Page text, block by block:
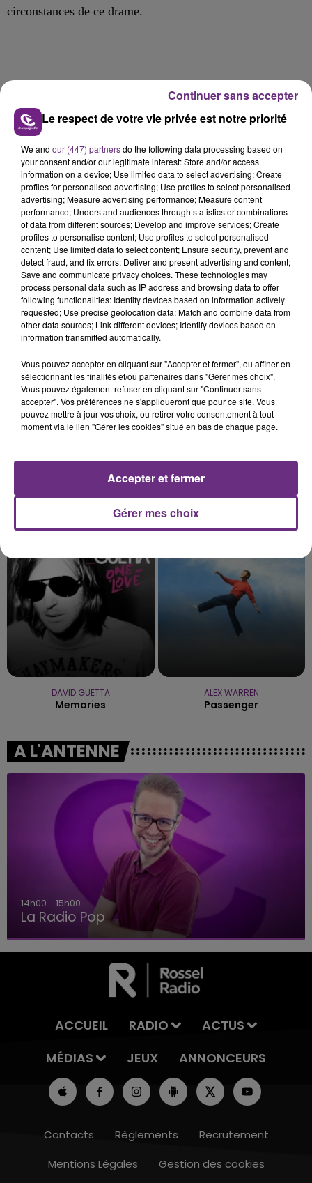
circonstances de ce drame.
FIL D'ACTU
11h37
LA CENTRALE NUCLÉAIRE DE CHOOZ
TOUJOURS À L'ARRÊT
Cela fait déjà une semaine que la centrale
nucléaire ardennaise est à l'arrêt. Une situation
justifiée par la sécheresse intense qui est toujours
présente.
10h16
LE MAGASIN JOUÉCLUB DE REIMS FERME
C'était l'une des institutions du centre-ville
rémois. Le magasin JouéClub est contraint de
fermer ses portes.
TITRES DIFFUSÉS
DAVID GUETTA
Memories
ALEX WARREN
Passenger
A L'ANTENNE
14h00 - 15h00
La Radio Pop
ACCUEIL RADIO
ACTUS
MÉDIAS
JEUX ANNONCEURS
Contacts Règlements
Recrutement
Mentions Légales
Gestion des cookies
Le respect de votre vie privée est notre priorité
We and our (447) partnersdo the following data processing based on
your consent and/or our legitimate interest: Store and/or access
information on a device; Use limited data to select advertising; Create
profiles for personalised advertising; Use profiles to select personalised
advertising; Measure advertising performance; Measure content
performance; Understand audiences through statistics or combinations
of data from different sources; Develop and improve services; Create
profiles to personalise content; Use profiles to select personalised
content; Use limited data to select content; Ensure security, prevent and
detect fraud, and fix errors; Deliver and present advertising and content;
Save and communicate privacy choices. These technologies may
process personal data such as IP address and browsing data to offer
following functionalities: Identify devices based on information actively
requested; Use precise geolocation data; Match and combine data from
other data sources; Link different devices; Identify devices based on
information transmitted automatically.
Vous pouvez accepter en cliquant sur "Accepter et fermer", ou affiner en
sélectionnant les finalités et/ou partenaires dans "Gérer mes choix".
Vous pouvez également refuser en cliquant sur "Continuer sans
accepter". Vos préférences ne s'appliqueront que pour ce site. Vous
pouvez mettre à jour vos choix, ou retirer votre consentement à tout
moment via le lien "Gérer les cookies" situé en bas de chaque page.
Gérer mes choix
Accepter et fermer
Continuer sans accepter